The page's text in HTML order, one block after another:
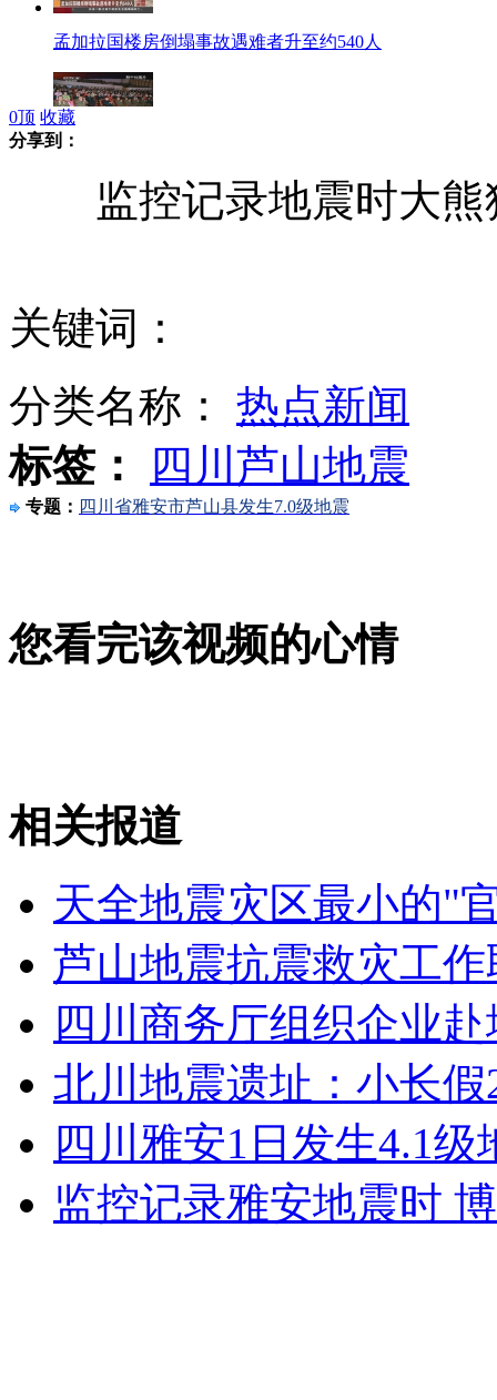
孟加拉国楼房倒塌事故遇难者升至约540人
武汉检察院回应"收500万放走嫌犯":只是暂扣
六岁女孩左腿手术右腿挨刀 医院院长已被免职
两名被拐女婴南宁获救 一路沉睡疑被喂安眠药
女孩北京地铁殴打老人 痛下狠手拳打脚踢
无痛分娩是否安全 医生回应
外交部：反对强权政治霸凌主义
外交部：有关国家言论片面不公正
安徽一实载49人客车翻车
0顶 收藏
分享到：
监控记录地震时大熊
关键词：
分类名称： 热点新闻
标签：
四川芦山地震
专题： 四川省雅安市芦山县发生7.0级地震
您看完该视频的心情
相关报道
天全地震灾区最小的"
芦山地震抗震救灾工
四川商务厅组织企业
北川地震遗址：小长
四川雅安1日发生4.1级
监控记录雅安地震时